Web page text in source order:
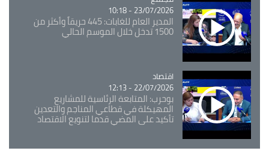
23/07/2026 - 10:18
المدير العام للغابات: 445 حريقاً وأكثر من
1500 تدخل خلال الموسم الحالي
Catégorie
اقتصاد
22/07/2026 - 12:13
بوحرب: المتابعة الرئاسية للمشاريع
المهيكلة في قطاعي المناجم والتعدين
تأكيد على المضي قدما لتنويع الاقتصاد